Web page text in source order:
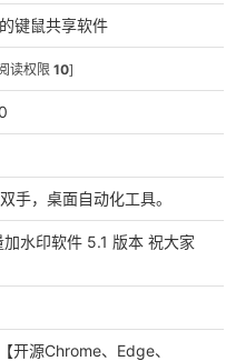
键鼠共享软件
读权限 10]
手，桌面自动化工具。
加水印软件 5.1 版本 祝大家
开源Chrome、Edge、